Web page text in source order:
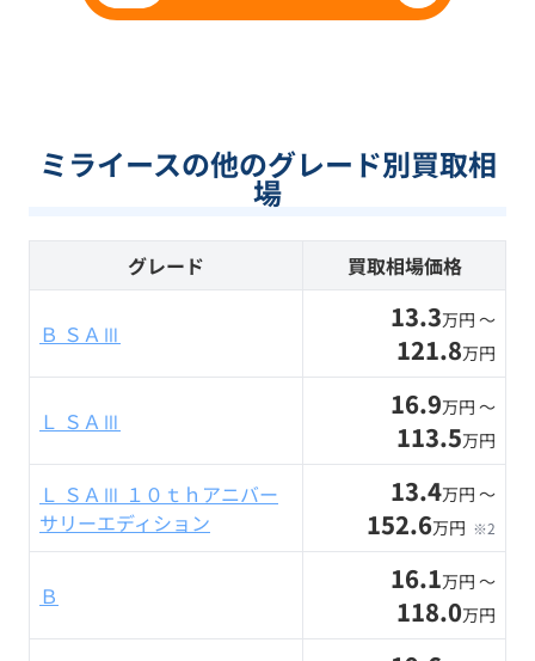
ミライースの他のグレード別買取相
場
グレード 買取相場価格
Ｂ ＳＡⅢ 13.3万円 〜
121.8万円
Ｌ ＳＡⅢ 16.9万円 〜
113.5万円
Ｌ ＳＡⅢ １０ｔｈアニバー
サリーエディション
13.4万円 〜
152.6万円 ※2
Ｂ 16.1万円 〜
118.0万円